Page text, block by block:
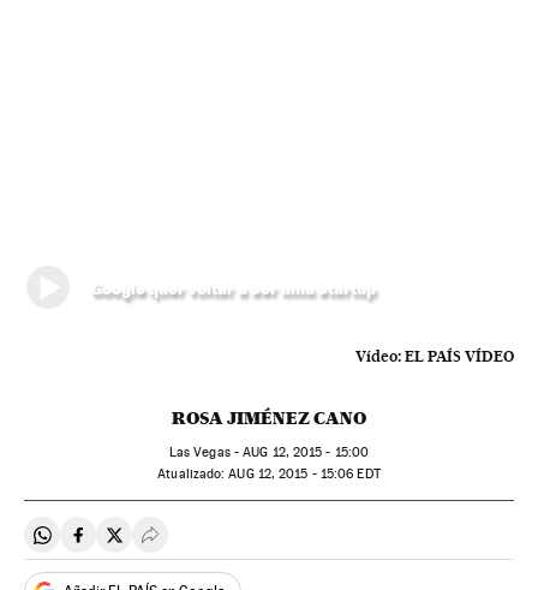
Google quer voltar a ser uma startup
Vídeo: EL PAÍS VÍDEO
ROSA JIMÉNEZ CANO
Las Vegas -AUG 12, 2015 - 15:00
atualizado: AUG12, 2015 - 15:06 EDT
Compartir en Whatsapp
Compartir en Facebook
Compartir en Twitter
Desplegar Redes Sociales